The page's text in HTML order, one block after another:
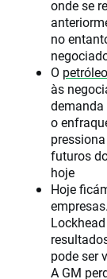
onde se
no
O petróleo
às
demanda
o
futuros
hoje
Hoje
pode ser
A GM